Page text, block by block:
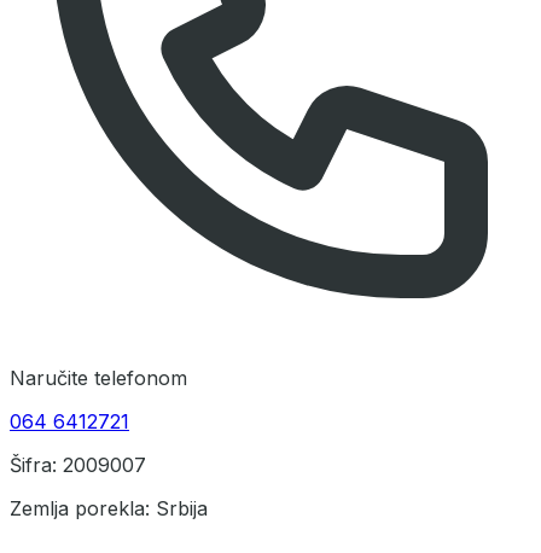
Naručite telefonom
064 6412721
Šifra: 2009007
Zemlja porekla: Srbija